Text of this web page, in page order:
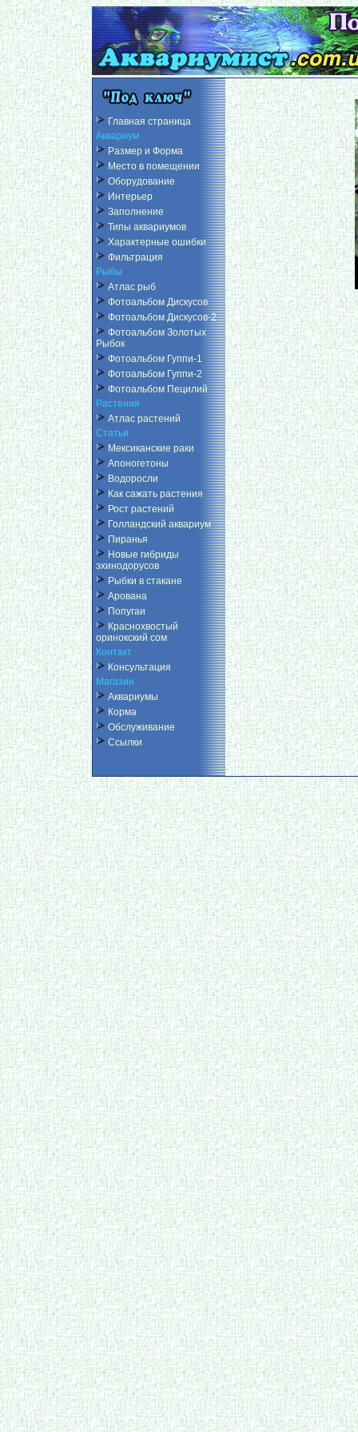
Главная страница
Аквариум
Размер и Форма
Место в помещении
Оборудование
Интерьер
Заполнение
Типы аквариумов
Характерные ошибки
Фильтрация
Рыбы
Атлас рыб
Фотоальбом Дискусов
Фотоальбом Дискусов-2
Фотоальбом Золотых
Рыбок
Фотоальбом Гуппи-1
Фотоальбом Гуппи-2
Фотоальбом Пецилий
Растения
Атлас растений
Статьи
Мексиканские раки
Апоногетоны
Водоросли
Как сажать растения
Рост растений
Голландский аквариум
Пиранья
Новые гибриды
эхинодорусов
Рыбки в стакане
Арована
Попугаи
Краснохвостый
оринокский сом
Контакт
Консультация
Магазин
Аквариумы
Корма
Обслуживание
Ссылки